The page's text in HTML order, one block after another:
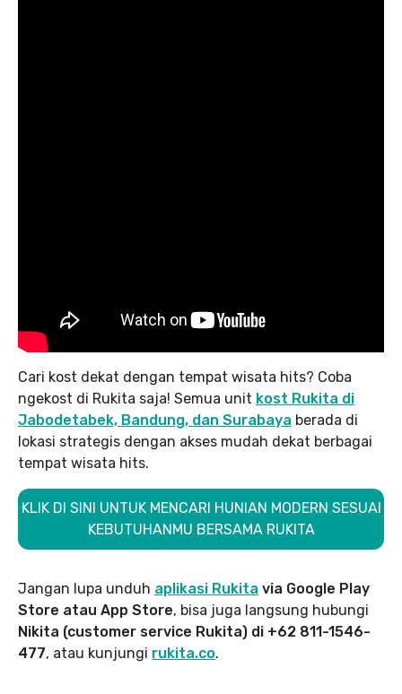
Cari kost dekat dengan tempat wisata hits? Coba
ngekost di Rukita saja! Semua unit kost Rukita di
Jabodetabek, Bandung, dan Surabaya berada di
lokasi strategis dengan akses mudah dekat berbagai
tempat wisata hits.
KLIK DI SINI UNTUK MENCARI HUNIAN MODERN SESUAI
KEBUTUHANMU BERSAMA RUKITA
Jangan lupa unduh aplikasi Rukita via Google Play
Store atau App Store, bisa juga langsung hubungi
Nikita (customer service Rukita) di +62 811-1546-
477, atau kunjungi rukita.co.